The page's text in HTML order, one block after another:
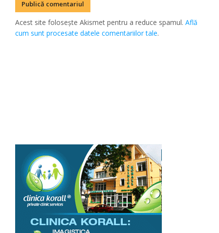
Acest site folosește Akismet pentru a reduce spamul.Află
cum sunt procesate datele comentariilor tale.